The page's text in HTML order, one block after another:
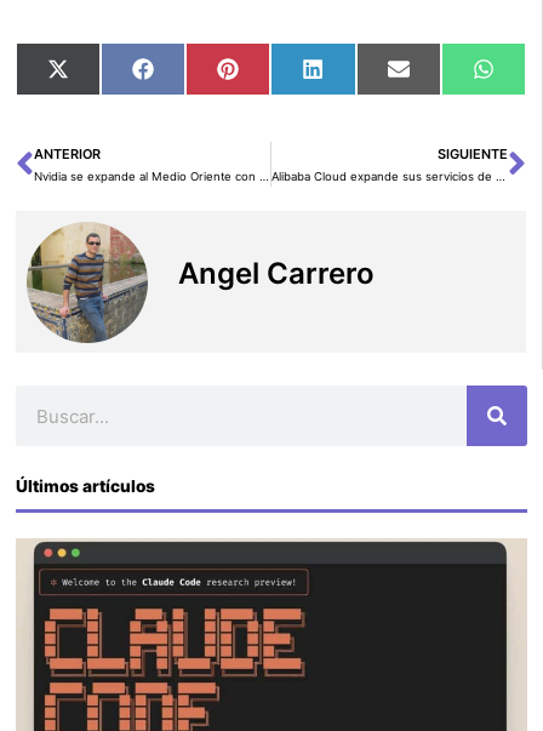
Compartir
en
X
Compartir
en
FacebookCompartir
en
PinterestCompartir
en
LinkedInCompartir
en
Email
en
Ant
ANTERIOR
Nvidia se expande al Medio Oriente con un importante acuerdo con Ooredoo
SIGUIENTE
Alibaba Cloud expande sus servicios de IA con Modelscope en inglés
Angel Carrero
Últimos artículos